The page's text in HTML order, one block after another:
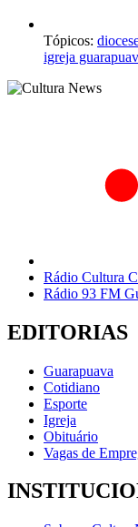
Tópicos:
igreja
Rádio Cultura
Rádio 93 FM
EDITORIAS
Guarapuava
Cotidiano
Esporte
Igreja
Obituário
Vagas de